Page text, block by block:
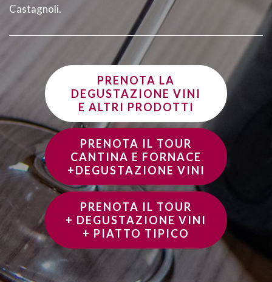
Castagnoli.
PRENOTA LA
DEGUSTAZIONE VINI
E ALTRI PRODOTTI
PRENOTA IL TOUR
CANTINA E FORNACE
+DEGUSTAZIONE VINI
PRENOTA IL TOUR
+ DEGUSTAZIONE VINI
+ PIATTO TIPICO